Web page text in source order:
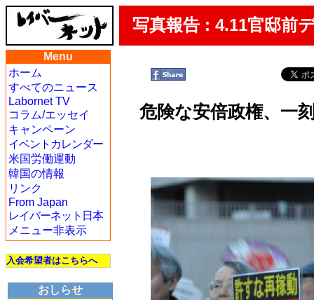
写真報告 : 4.11官邸前
Menu
ホーム
すべてのニュース
Labornet TV
コラム/エッセイ
キャンペーン
イベントカレンダー
米国労働運動
韓国の情報
リンク
From Japan
レイバーネット日本
メニュー非表示
入会希望者はこちらへ
おしらせ
危険な安倍政権、一